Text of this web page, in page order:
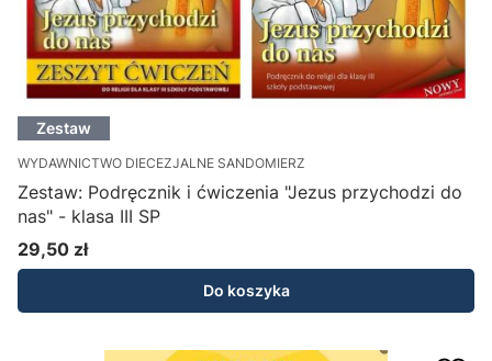
Zestaw
WYDAWNICTWO DIECEZJALNE SANDOMIERZ
Zestaw: Podręcznik i ćwiczenia "Jezus przychodzi do
nas" - klasa III SP
Cena
29,50 zł
Do koszyka